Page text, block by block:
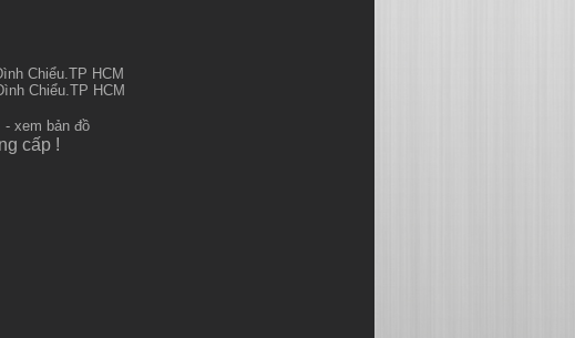
Chiểu.TP HCM
Chiểu.TP HCM
- xem bản đồ
cấp !